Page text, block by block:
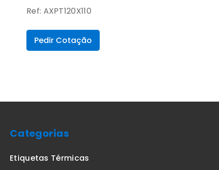
Ref: AXPT120X110
Pedir Cotação
Categorias
Etiquetas Térmicas